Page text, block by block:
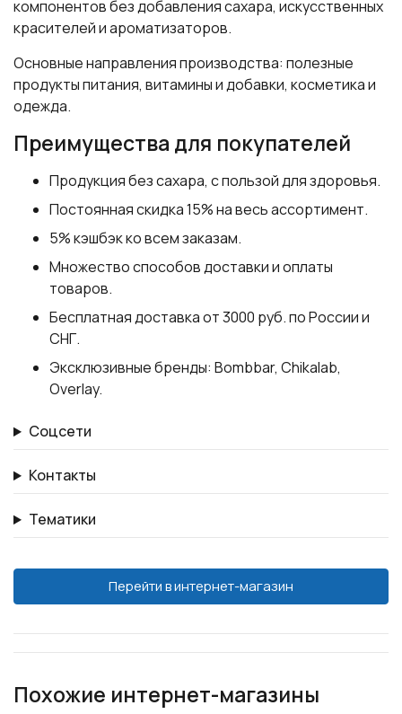
компонентов без добавления сахара, искусственных
красителей и ароматизаторов.
Основные направления производства: полезные
продукты питания, витамины и добавки, косметика и
одежда.
Преимущества для покупателей
Продукция без сахара, с пользой для здоровья.
Постоянная скидка 15% на весь ассортимент.
5% кэшбэк ко всем заказам.
Множество способов доставки и оплаты
товаров.
Бесплатная доставка от 3000 руб. по России и
СНГ.
Эксклюзивные бренды: Bombbar, Chikalab,
Overlay.
Соцсети
Контакты
Тематики
Перейти в интернет-магазин
Похожие интернет-магазины